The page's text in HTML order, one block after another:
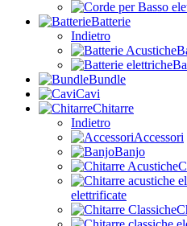
Batterie
Indietro
Bundle
Cavi
Chitarre
Indietro
Accessori
Banjo
elettrificate